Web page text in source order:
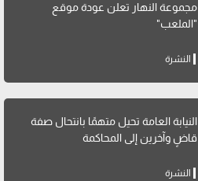
مجموعة النهار تعلن عودة موقع
"الملعب"
النشرة
النيابة العامة تحيل متهمًا بانتحال صفة
قاضٍ وآخرين إلى المحاكمة
النشرة